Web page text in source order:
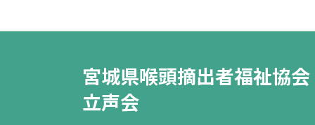
宮城県喉頭摘出者福祉協会
立声会